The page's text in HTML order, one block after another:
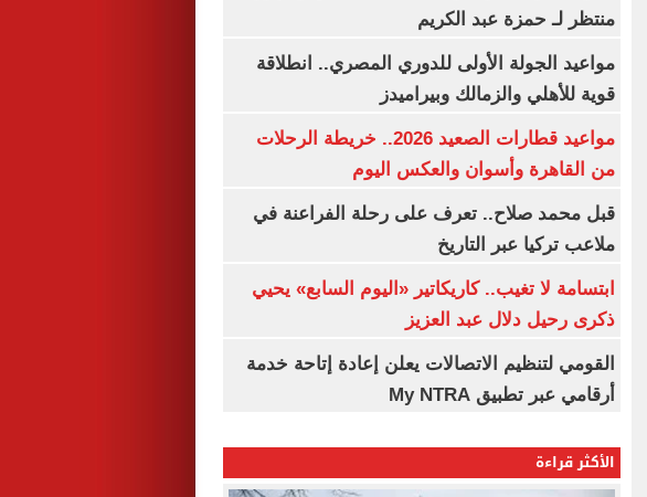
منتظر لـ حمزة عبد الكريم
مواعيد الجولة الأولى للدوري المصري.. انطلاقة
قوية للأهلي والزمالك وبيراميدز
مواعيد قطارات الصعيد 2026.. خريطة الرحلات
من القاهرة وأسوان والعكس اليوم
قبل محمد صلاح.. تعرف على رحلة الفراعنة في
ملاعب تركيا عبر التاريخ
ابتسامة لا تغيب.. كاريكاتير «اليوم السابع» يحيي
ذكرى رحيل دلال عبد العزيز
القومي لتنظيم الاتصالات يعلن إعادة إتاحة خدمة
أرقامي عبر تطبيق My NTRA
الأكثر قراءة